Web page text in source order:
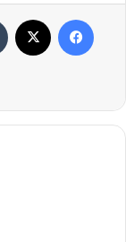
فيسبوك